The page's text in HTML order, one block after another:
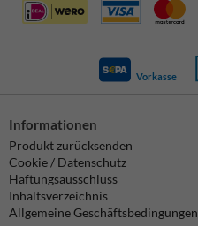
Vorkasse
Informationen
Produkt zurücksenden
Cookie / Datenschutz
Haftungsausschluss
Inhaltsverzeichnis
Allgemeine Geschäftsbedingungen